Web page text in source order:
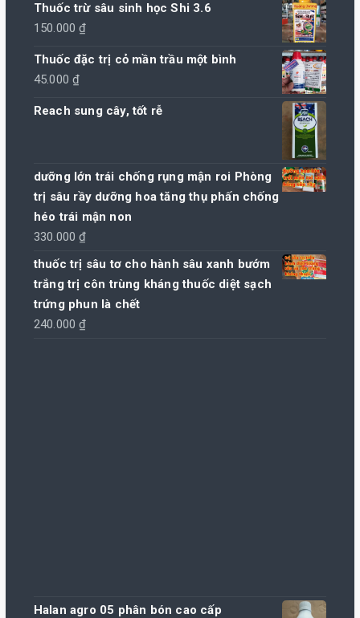
Thuốc trừ sâu sinh học Shi 3.6
150.000₫
Thuốc đặc trị cỏ mần trầu một bình
45.000₫
Reach sung cây, tốt rễ
dưỡng lớn trái chống rụng mận roi Phòng
trị sâu rầy dưỡng hoa tăng thụ phấn chống
héo trái mận non
330.000₫
thuốc trị sâu tơ cho hành sâu xanh bướm
trắng trị côn trùng kháng thuốc diệt sạch
trứng phun là chết
240.000₫
Halan agro 05 phân bón cao cấp